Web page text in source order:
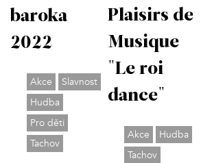
baroka
2022
Akce
Slavnost
Hudba
Pro děti
Tachov
Plaisirs de
Musique
"Le roi
dance"
Akce
Hudba
Tachov